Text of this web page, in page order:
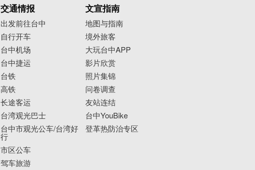
交通情报
出发前往台中
自行开车
台中机场
台中捷运
台铁
高铁
长途客运
台湾观光巴士
台中市观光公车/台湾好
行
市区公车
驾车旅游
文宣指南
地图与指南
境外旅客
大玩台中APP
影片欣赏
照片集锦
问卷调查
友站连结
台中YouBike
登革热防治专区